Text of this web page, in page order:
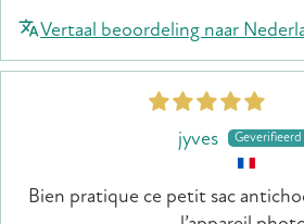
Vertaal beoordeling naar
jyves
Bien pratique ce petit sac